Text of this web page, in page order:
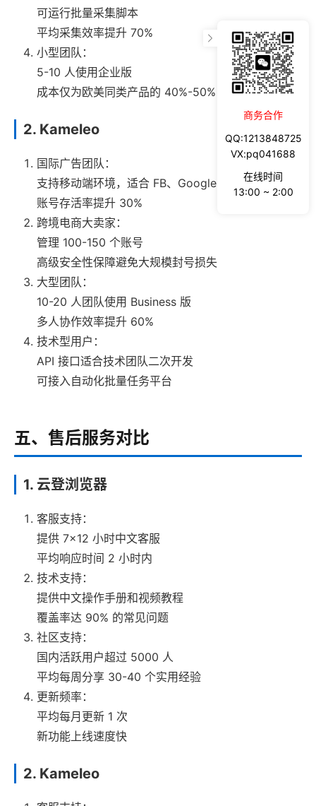
可运行批量采集脚本
平均采集效率提升 70%
小型团队：
5-10 人使用企业版
成本仅为欧美同类产品的 40%-50%
2. Kameleo
国际广告团队：
支持移动端环境，适合 FB、Google Ads 多账号投放
账号存活率提升 30%
跨境电商大卖家：
管理 100-150 个账号
高级安全性保障避免大规模封号损失
大型团队：
10-20 人团队使用 Business 版
多人协作效率提升 60%
技术型用户：
API 接口适合技术团队二次开发
可接入自动化批量任务平台
五、售后服务对比
1. 云登浏览器
客服支持：
提供 7×12 小时中文客服
平均响应时间 2 小时内
技术支持：
提供中文操作手册和视频教程
覆盖率达 90% 的常见问题
社区支持：
国内活跃用户超过 5000 人
平均每周分享 30-40 个实用经验
更新频率：
平均每月更新 1 次
新功能上线速度快
2. Kameleo
商务合作
QQ:1213848725
VX:pq041688
在线时间
13:00 ~ 2:00